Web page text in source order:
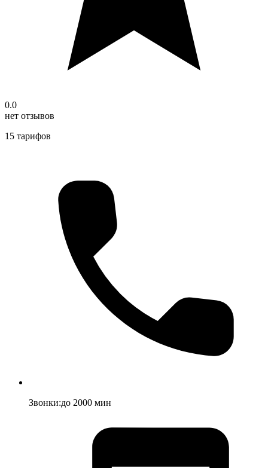
0.0
нет отзывов
15 тарифов
Звонки:до 2000 мин